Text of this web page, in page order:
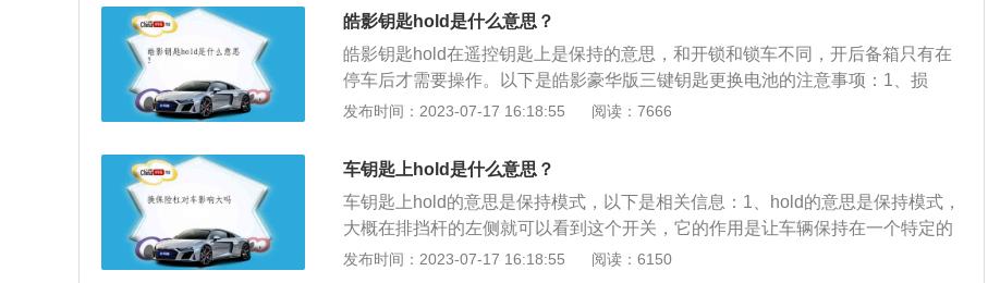
新的方向。“皓影”迎着朝阳穿行而过，犹如光和影让街道熠熠生辉，亦犹如新鲜
锐利的风穿过，创造全新风景。2、广汽本田：本田公司在80年代成立了商标设
计研究组，从来自世界各地的2500多件设计图稿中，确定了现在的三弦音箱式商
标，也就是带框的“H”，图案中的H是“本田”拼音Honda的第一个字母。这个标志
体现出技术创新，职工完美和经营坚实的特点，同时还有紧张感和可以放松一下
皓影钥匙hold是什么意思？
皓影钥匙hold在遥控钥匙上是保持的意思，和开锁和锁车不同，开后备箱只有在
停车后才需要操作。以下是皓影豪华版三键钥匙更换电池的注意事项：1、损
坏：电池更换不当可能损坏轿车钥匙。2、不符规定：使用不合适或不符合规定
必按正确方法安装电池：因自行更换电池而导致钥匙损坏不属于质量担保范围。
发布时间：2023-07-17 16:18:55 阅读：7666
车钥匙上hold是什么意思？
车钥匙上hold的意思是保持模式，以下是相关信息：1、hold的意思是保持模式，
大概在排挡杆的左侧就可以看到这个开关，它的作用是让车辆保持在一个特定的
档位范围上，像手动档那样驾驶我们的汽车，比如说车子行驶在三档上，按下hol
发布时间：2023-07-17 16:18:55 阅读：6150